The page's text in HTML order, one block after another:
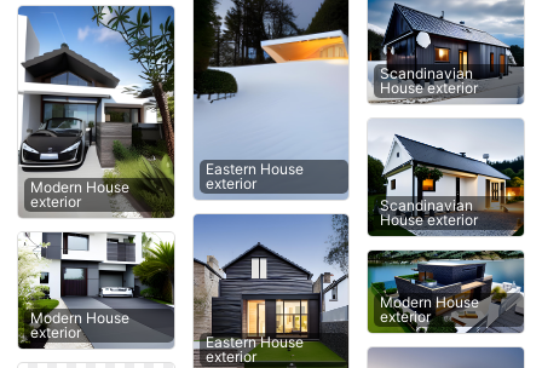
Modern House
exterior
Modern House
exterior
Eastern House
exterior
Eastern House
exterior
Scandinavian
House exterior
Scandinavian
House exterior
Modern House
exterior